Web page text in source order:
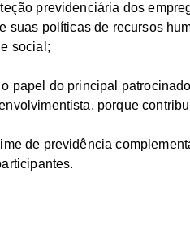
previdenciária dos
suas políticas de recursos
social;
papel do principal
porque
de previdência